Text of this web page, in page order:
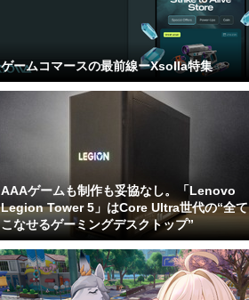
ゲームコマースの最前線ーXsolla特集
AAAゲームも制作も妥協なし。「Lenovo
Legion Tower 5」はCore Ultra世代の“全て
こなせるゲーミングデスクトップ”